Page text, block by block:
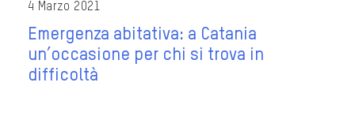
4 Marzo 2021
Emergenza abitativa: a Catania
un’occasione per chi si trova in
difficoltà